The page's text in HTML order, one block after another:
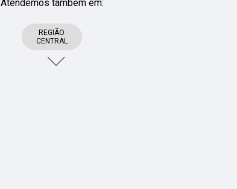
Atendemos também em:
REGIÃO
CENTRAL